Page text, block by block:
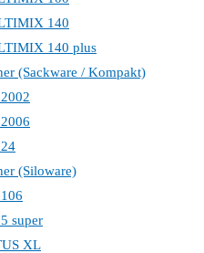
140
140 plus
(Sackware / Kompakt)
(Siloware)
super
XL